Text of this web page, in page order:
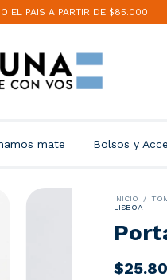
EL PAIS A PARTIR DE $85.000
mate Bolsos y
INICIO /
LISBOA